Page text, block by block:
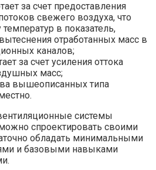
за счет предоставления
свежего воздуха, что
в показатель,
отработанных масс в
каналов;
за счет усиления оттока
масс;
вышеописанных типа
системы
спроектировать своими
обладать минимальными
и базовыми навыками